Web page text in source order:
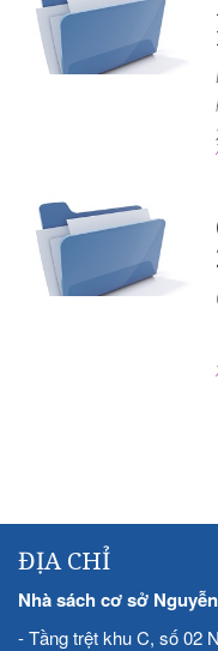
ĐỊA CHỈ
Nhà sách cơ sở
- Tầng trệt khu C, số 02